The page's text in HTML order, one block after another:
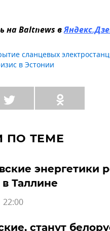
на Baltnews в
сланцевых
в Эстонии
ПО ТЕМЕ
энергетики
Таллине
22:00
станут